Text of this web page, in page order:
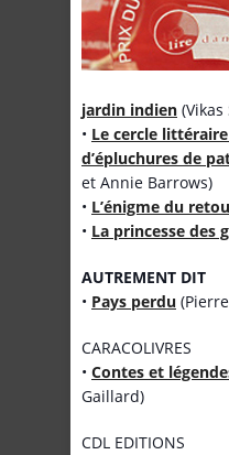
jardin indien (Vikas
• Le cercle
d’épluchures de
et Annie Barrows)
• L’énigme du
• La princesse des
AUTREMENT DIT
• Pays perdu
CARACOLIVRES
• Contes et
Gaillard)
CDL EDITIONS